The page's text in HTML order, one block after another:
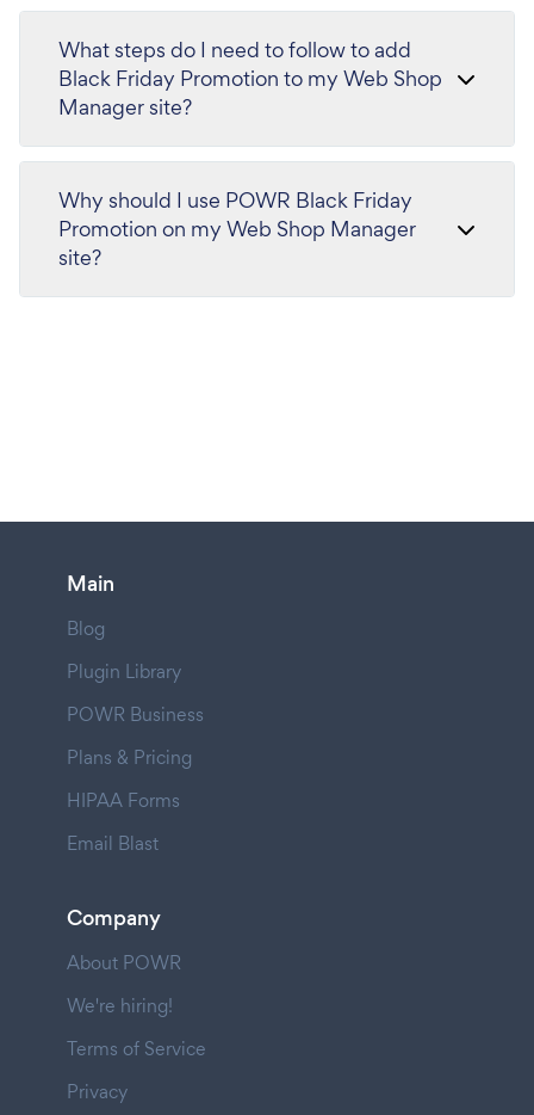
What steps do I need to follow to add
Black Friday Promotion to my Web Shop
Manager site?
Why should I use POWR Black Friday
Promotion on my Web Shop Manager
site?
Main
Blog
Plugin Library
POWR Business
Plans & Pricing
HIPAA Forms
Email Blast
Company
About POWR
We're hiring!
Terms of Service
Privacy